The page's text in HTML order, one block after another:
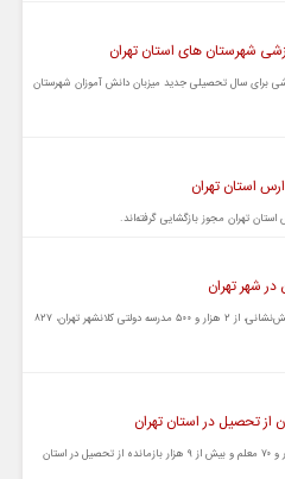
واحد آموزشی برای سال تحصیلی جدید میزبان دانش آموزان شهرستان
تهران رسانه | براساس گزارش آتش‌نشانی، از ۲ هزار و ۵۰۰ مدرسه دولتی کلانشهر تهران، ۸۲۷
از تحصیل در استان تهران
تهران رسانه | با کمبود چهار هزار و ۷۰ معلم و بیش از ۹ هزار بازمانده از تحصیل در استان